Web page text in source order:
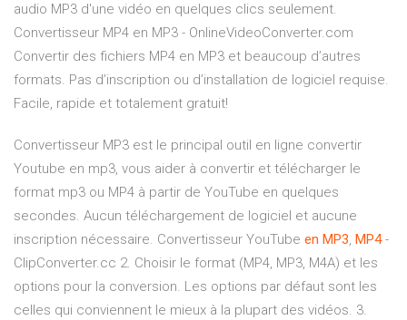
audio MP3 d'une vidéo en quelques clics seulement.
Convertisseur MP4 en MP3 - OnlineVideoConverter.com
Convertir des fichiers MP4 en MP3 et beaucoup d’autres
formats. Pas d’inscription ou d’installation de logiciel requise.
Facile, rapide et totalement gratuit!
Convertisseur MP3 est le principal outil en ligne convertir
Youtube en mp3, vous aider à convertir et télécharger le
format mp3 ou MP4 à partir de YouTube en quelques
secondes. Aucun téléchargement de logiciel et aucune
inscription nécessaire. Convertisseur YouTube en MP3, MP4-
ClipConverter.cc 2. Choisir le format (MP4, MP3, M4A) et les
options pour la conversion. Les options par défaut sont les
celles qui conviennent le mieux à la plupart des vidéos. 3.